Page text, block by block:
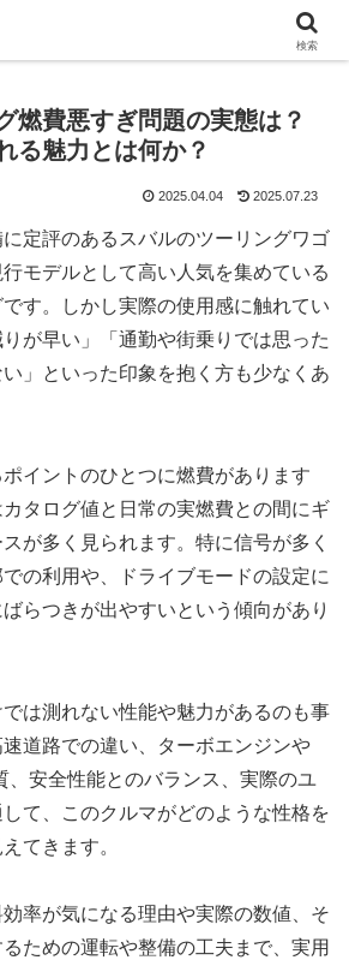
燃費悪すぎ問題の実態は？
る魅力とは何か？
2025.04.04 2025.07.23
定評のあるスバルのツーリングワゴ
モデルとして高い人気を集めている
す。しかし実際の使用感に触れてい
が早い」「通勤や街乗りでは思った
」といった印象を抱く方も少なくあ
イントのひとつに燃費があります
タログ値と日常の実燃費との間にギ
が多く見られます。特に信号が多く
の利用や、ドライブモードの設定に
らつきが出やすいという傾向があり
は測れない性能や魅力があるのも事
道路での違い、ターボエンジンや
、安全性能とのバランス、実際のユ
て、このクルマがどのような性格を
てきます。
率が気になる理由や実際の数値、そ
ための運転や整備の工夫まで、実用
検索